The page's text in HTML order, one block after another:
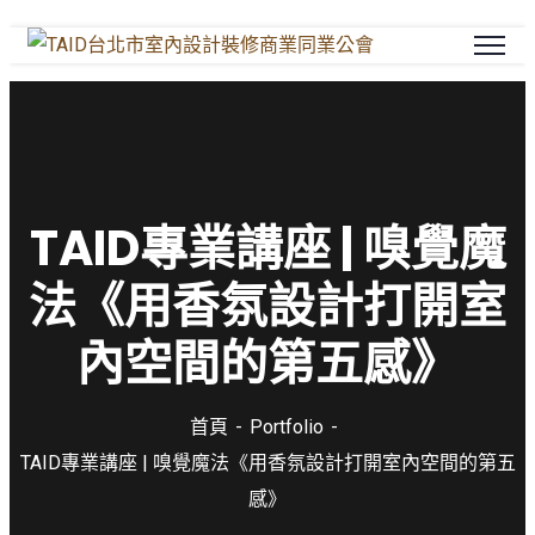
TAID專業講座 | 嗅覺魔
法《用香氛設計打開室
內空間的第五感》
首頁
Portfolio
TAID專業講座 | 嗅覺魔法《用香氛設計打開室內空間的第五
感》